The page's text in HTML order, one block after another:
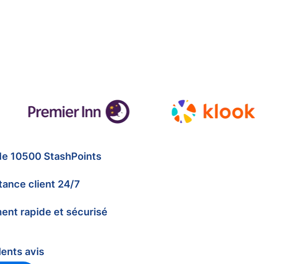
10500 StashPoints
client 24/7
rapide et sécurisé
avis